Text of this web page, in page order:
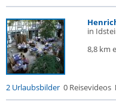
in
8,8 km
2 Urlaubsbilder 0 Reisevideos